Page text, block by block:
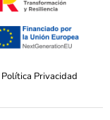
Privacidad